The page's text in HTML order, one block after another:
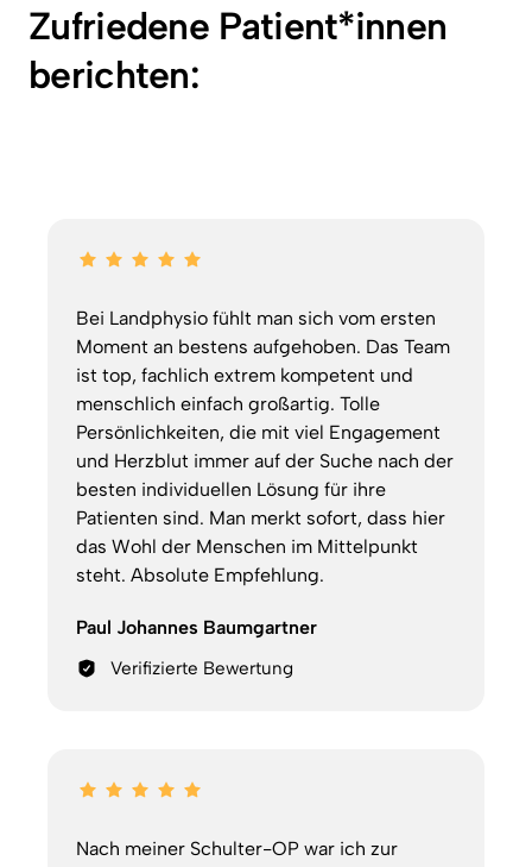
Zufriedene Patient*innen
berichten:
Bei Landphysio fühlt man sich vom ersten
Moment an bestens aufgehoben. Das Team
ist top, fachlich extrem kompetent und
menschlich einfach großartig. Tolle
Persönlichkeiten, die mit viel Engagement
und Herzblut immer auf der Suche nach der
besten individuellen Lösung für ihre
Patienten sind. Man merkt sofort, dass hier
das Wohl der Menschen im Mittelpunkt
steht. Absolute Empfehlung.
Paul Johannes Baumgartner
Verifizierte Bewertung
Nach meiner Schulter-OP war ich zur